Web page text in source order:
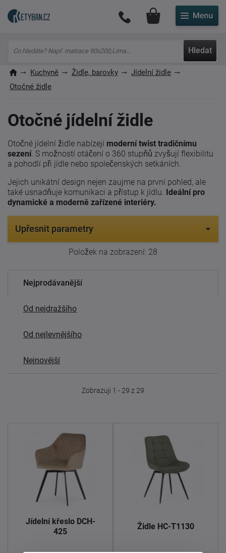
Hledat
Můj účet
Kuchyně Židle, barovky
Jídelní židle
Otočné židle
Otočné jídelní židle
Otočné jídelní židle nabízejí moderní twist tradičnímu
sezení. S možností otáčení o 360 stupňů zvyšují flexibilitu
a pohodlí při jídle nebo společenských setkáních.
Jejich unikátní design nejen zaujme na první pohled, ale
také usnadňuje komunikaci a přístup k jídlu. Ideální pro
dynamické a moderně zařízené interiéry.
Upřesnit parametry
Položek na zobrazení: 28
Nejprodávanější
Od nejdražšího
Od nejlevnějšího
Nejnovější
Zobrazuji 1 - 29 z 29
Jídelní křeslo DCH-
425
Židle HC-T1130